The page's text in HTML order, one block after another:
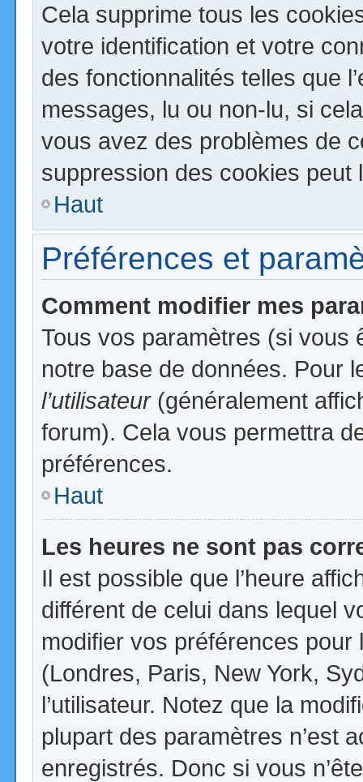
Cela supprime tous les
votre identification et votre
des fonctionnalités telles que
messages, lu ou non-lu, si
vous avez des problèmes de
suppression des cookies peut
Haut
Préférences et
Comment modifier mes
Tous vos paramètres (si vous
notre base de données. Pour
l’utilisateur(généralement
forum). Cela vous permettra
préférences.
Haut
Les heures ne sont pas
Il est possible que l’heure
différent de celui dans lequel
modifier vos préférences
(Londres, Paris, New York,
l’utilisateur. Notez que la
plupart des paramètres n’est
enregistrés. Donc si vous